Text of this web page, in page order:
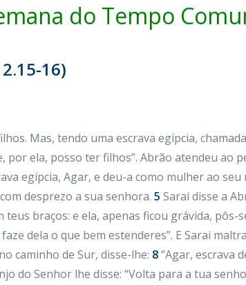
do Tempo
16)
Mas, tendo uma escrava egípcia,
por ela, posso ter filhos”. Abrão atendeu ao
egípcia, Agar, e deu-a como mulher ao seu
desprezo a sua senhora. 5 Sarai disse a
braços: e ela, apenas ficou grávida,
dela o que bem estenderes”. E Sarai
caminho de Sur, disse-lhe: 8“Agar, escrava
do Senhor lhe disse: “Volta para a tua